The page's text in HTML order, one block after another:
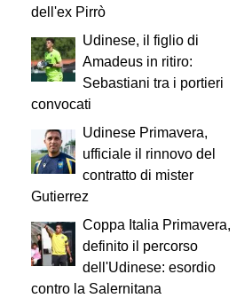
dell'ex Pirrò
Udinese, il figlio di
Amadeus in ritiro:
Sebastiani tra i portieri
convocati
Udinese Primavera,
ufficiale il rinnovo del
contratto di mister
Gutierrez
Coppa Italia Primavera,
definito il percorso
dell'Udinese: esordio
contro la Salernitana